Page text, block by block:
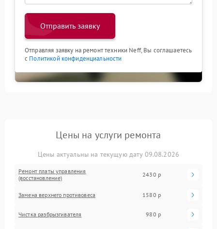
Отправить заявку
Отправляя заявку на ремонт техники Neff, Вы соглашаетесь
с Политикой конфиденциальности
Цены на услуги ремонта
Цены актуальны на текущую дату 09.08.2026
Ремонт платы управления
(восстановление)
2430 р
Замена верхнего противовеса 1580 р
Чистка разбрызгивателя 980 р